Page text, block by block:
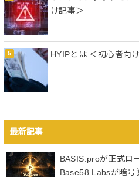
け記事＞
HYIPとは ＜初心者向
最新記事
BASIS.proが正式ロ
Base58 Labsが暗号